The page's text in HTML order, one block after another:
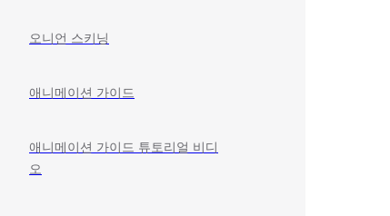
오니언 스키닝
애니메이션 가이드
애니메이션 가이드 튜토리얼 비디
오